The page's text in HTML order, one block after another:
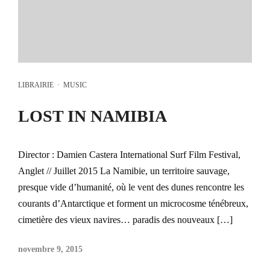
LIBRAIRIE · MUSIC
LOST IN NAMIBIA
Director : Damien Castera International Surf Film Festival,
Anglet // Juillet 2015 La Namibie, un territoire sauvage,
presque vide d’humanité, où le vent des dunes rencontre les
courants d’Antarctique et forment un microcosme ténébreux,
cimetière des vieux navires… paradis des nouveaux […]
novembre 9, 2015